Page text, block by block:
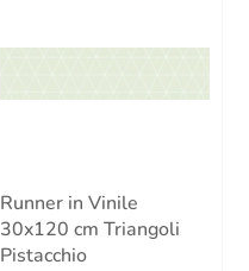
Runner in Vinile
30x120 cm Triangoli
Pistacchio